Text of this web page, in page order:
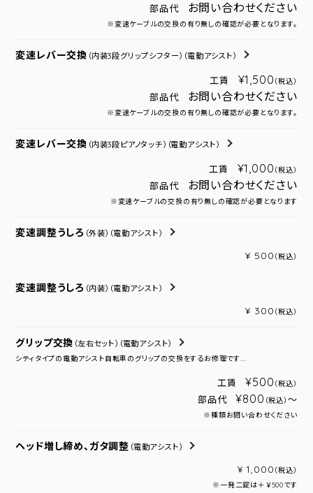
部品代 お問い合わせください
※変速ケーブルの交換の有り無しの確認が必要となります。
変速レバー交換 （内装3段グリップシフター） （電動アシスト）
工賃 ¥1,500 （税込）
部品代 お問い合わせください
※変速ケーブルの交換の有り無しの確認が必要となります。
変速レバー交換 （内装3段ピアノタッチ） （電動アシスト）
工賃 ¥1,000 （税込）
部品代 お問い合わせください
※変速ケーブルの交換の有り無しの確認が必要となります
変速調整うしろ （外装） （電動アシスト）
¥ 500 （税込）
変速調整うしろ （内装） （電動アシスト）
¥ 300 （税込）
グリップ交換 （左右セット） （電動アシスト）
シティタイプの電動アシスト自転車のグリップの交換をするお修理です...
工賃 ¥500 （税込）
部品代 ¥800 （税込） ～
※種類お問い合わせください
ヘッド増し締め、ガタ調整 （電動アシスト）
¥ 1,000 （税込）
※一発二錠は＋￥500です